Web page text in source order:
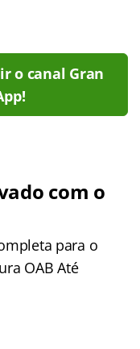
o canal Gran
com o
para o
OAB Até